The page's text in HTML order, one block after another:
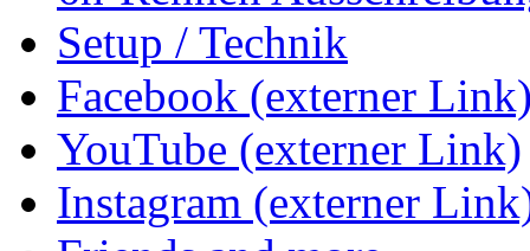
Setup / Technik
Facebook (externer
YouTube (externer Link)
Instagram (externer